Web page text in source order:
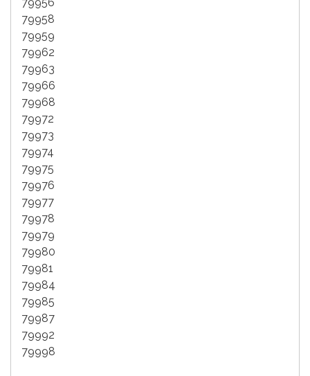
79958
79959
79962
79963
79966
79968
79972
79973
79974
79975
79976
79977
79978
79979
79980
79981
79984
79985
79987
79992
79998